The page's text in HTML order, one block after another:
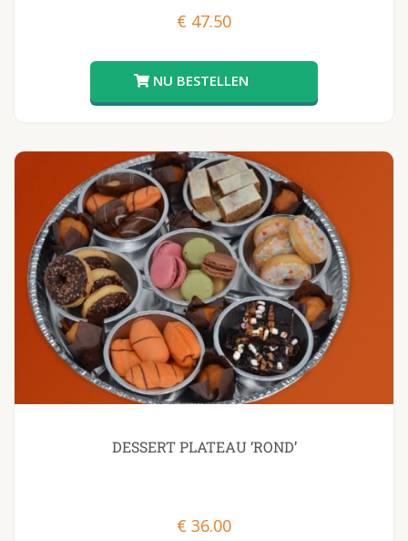
€ 47.50
DESSERT PLATEAU ‘ROND’
€ 36.00